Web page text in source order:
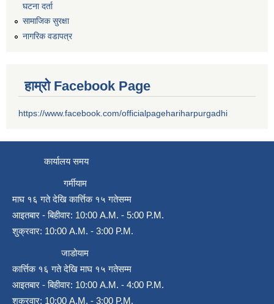
घटना दर्ता
सामाजिक सुरक्षा
नागरिक वडापत्र
हाम्रो Facebook Page
https://www.facebook.com/officialpagehariharpurgadhi
कार्यालय समय
गर्मीयाम
माघ १६ गते देखि कार्त्तिक १५ गतेसम्म
आइतबार - बिहीवार: 10:00 A.M. - 5:00 P.M.
शुक्रवार: 10:00 A.M. - 3:00 P.M.
जाडोयाम
कार्त्तिक १६ गते देखि माघ १५ गतेसम्म
आइतबार - बिहीवार: 10:00 A.M. - 4:00 P.M.
शुक्रवार: 10:00 A.M. - 3:00 P.M.